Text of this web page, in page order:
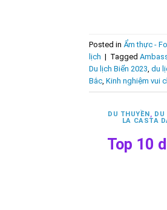
Posted in Ẩm thực -
lịch | Tagged
Du lịch Biển 2023 du
Bắc Kinh nghiệm vui
DU THUYỀN ,
LA CASTA
Top 10